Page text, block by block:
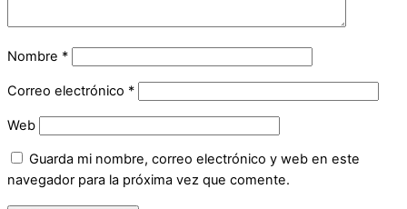
Nombre *
Correo electrónico *
Web
Guarda mi nombre, correo electrónico y web en este
navegador para la próxima vez que comente.